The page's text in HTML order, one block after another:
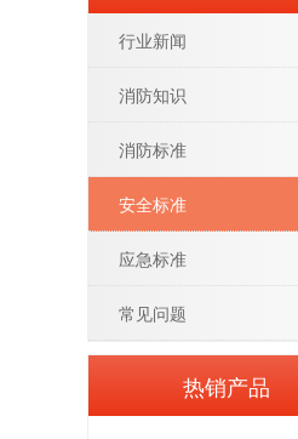
行业新闻
消防知识
消防标准
安全标准
应急标准
常见问题
热销产品